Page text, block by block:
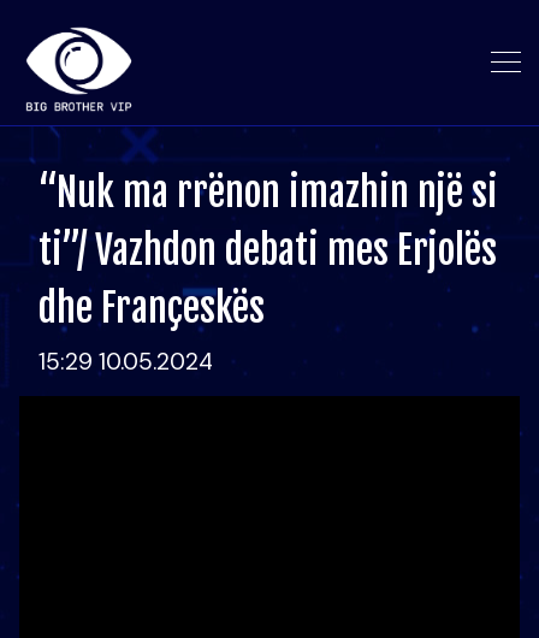
“Nuk ma rrënon imazhin një si
ti”/ Vazhdon debati mes Erjolës
dhe Françeskës
15:29 10.05.2024